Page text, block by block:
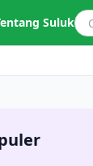
Suluk